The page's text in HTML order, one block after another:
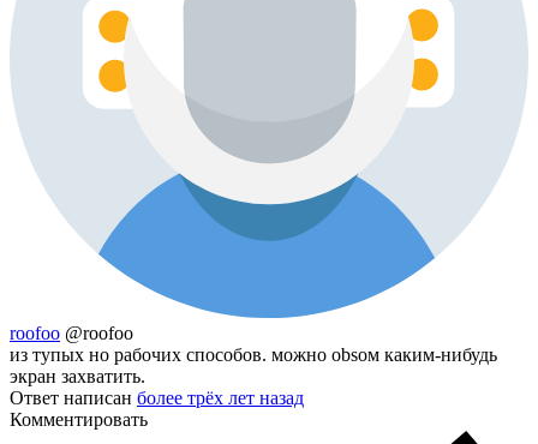
roofoo @roofoo
из тупых но рабочих способов. можно obsом каким-нибудь
экран захватить.
Ответ написан более трёх лет назад
Комментировать